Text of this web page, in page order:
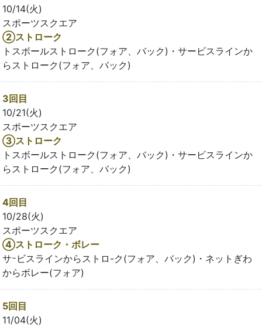
10/14(火)
スポーツスクエア
②ストローク
トスボールストローク(フォア、バック)・サービスラインか
らストローク(フォア、バック)
3回目
10/21(火)
スポーツスクエア
③ストローク
トスボールストローク(フォア、バック)・サービスラインか
らストローク(フォア、バック)
4回目
10/28(火)
スポーツスクエア
④ストローク・ボレー
サｰビスラインからストロ-ク(フォア、バック)・ネットぎわ
からボレー(フォア)
5回目
11/04(火)